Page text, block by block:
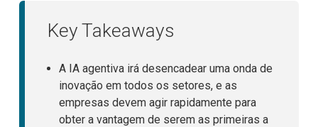
Key Takeaways
A IA agentiva irá desencadear uma onda de
inovação em todos os setores, e as
empresas devem agir rapidamente para
obter a vantagem de serem as primeiras a